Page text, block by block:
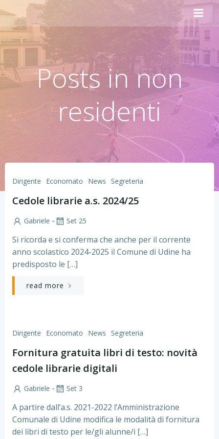
Vai
contenuto
Posts in non
residenti
Dirigente Economato News Segreteria
Cedole librarie a.s. 2024/25
Gabriele - Set 25
Si ricorda e si conferma che anche per il corrente
anno scolastico 2024-2025 il Comune di Udine ha
predisposto le […]
read more
Dirigente Economato News Segreteria
Fornitura gratuita libri di testo: novità
cedole librarie digitali
Gabriele - Set 3
A partire dall’a.s. 2021-2022 l’Amministrazione
Comunale di Udine modifica le modalità di fornitura
dei libri di testo per le/gli alunne/i […]